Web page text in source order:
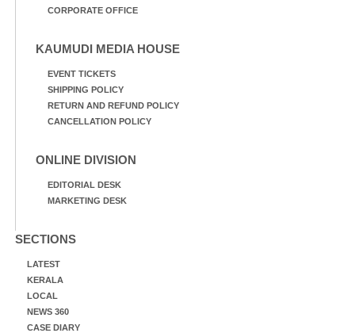
CORPORATE OFFICE
KAUMUDI MEDIA HOUSE
EVENT TICKETS
SHIPPING POLICY
RETURN AND REFUND POLICY
CANCELLATION POLICY
ONLINE DIVISION
EDITORIAL DESK
MARKETING DESK
SECTIONS
LATEST
KERALA
LOCAL
NEWS 360
CASE DIARY